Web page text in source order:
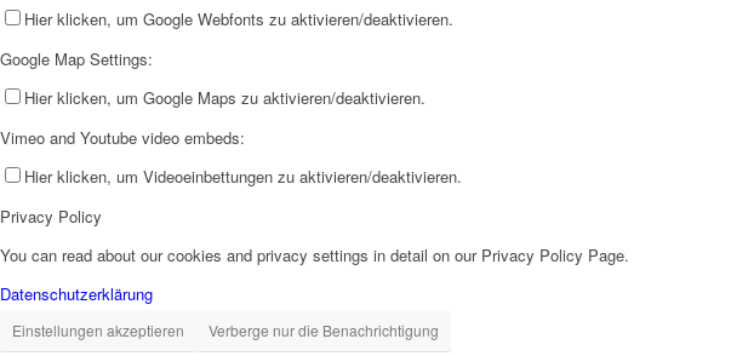
Hier klicken, um Google Webfonts zu aktivieren/deaktivieren.
Google Map Settings:
Hier klicken, um Google Maps zu aktivieren/deaktivieren.
Vimeo and Youtube video embeds:
Hier klicken, um Videoeinbettungen zu aktivieren/deaktivieren.
Privacy Policy
You can read about our cookies and privacy settings in detail on our Privacy Policy Page.
Datenschutzerklärung
Einstellungen akzeptieren Verberge nur die Benachrichtigung